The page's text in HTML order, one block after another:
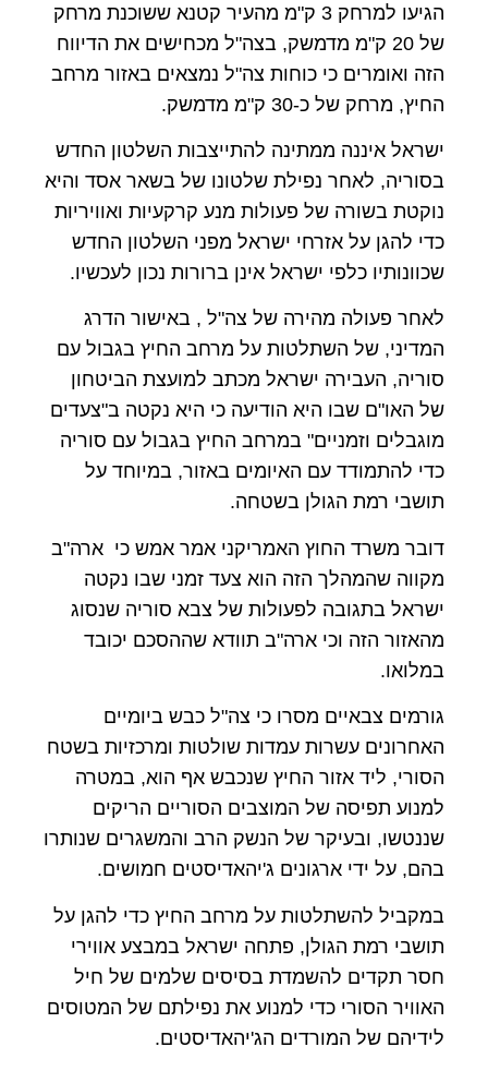
הגיעו למרחק 3 ק"מ מהעיר קטנא ששוכנת מרחק
של 20 ק"מ מדמשק, בצה"ל מכחישים את הדיווח
הזה ואומרים כי כוחות צה"ל נמצאים באזור מרחב
החיץ, מרחק של כ-30 ק"מ מדמשק.
ישראל איננה ממתינה להתייצבות השלטון החדש
בסוריה, לאחר נפילת שלטונו של בשאר אסד והיא
נוקטת בשורה של פעולות מנע קרקעיות ואוויריות
כדי להגן על אזרחי ישראל מפני השלטון החדש
שכוונותיו כלפי ישראל אינן ברורות נכון לעכשיו.
לאחר פעולה מהירה של צה"ל , באישור הדרג
המדיני, של השתלטות על מרחב החיץ בגבול עם
סוריה, העבירה ישראל מכתב למועצת הביטחון
של האו"ם שבו היא הודיעה כי היא נקטה ב"צעדים
מוגבלים וזמניים" במרחב החיץ בגבול עם סוריה
כדי להתמודד עם האיומים באזור, במיוחד על
תושבי רמת הגולן בשטחה.
דובר משרד החוץ האמריקני אמר אמש כי ארה"ב
מקווה שהמהלך הזה הוא צעד זמני שבו נקטה
ישראל בתגובה לפעולות של צבא סוריה שנסוג
מהאזור הזה וכי ארה"ב תוודא שההסכם יכובד
במלואו.
גורמים צבאיים מסרו כי צה"ל כבש ביומיים
האחרונים עשרות עמדות שולטות ומרכזיות בשטח
הסורי, ליד אזור החיץ שנכבש אף הוא, במטרה
למנוע תפיסה של המוצבים הסוריים הריקים
שננטשו, ובעיקר של הנשק הרב והמשגרים שנותרו
בהם, על ידי ארגונים ג'יהאדיסטים חמושים.
במקביל להשתלטות על מרחב החיץ כדי להגן על
תושבי רמת הגולן, פתחה ישראל במבצע אווירי
חסר תקדים להשמדת בסיסים שלמים של חיל
האוויר הסורי כדי למנוע את נפילתם של המטוסים
לידיהם של המורדים הג'יהאדיסטים.